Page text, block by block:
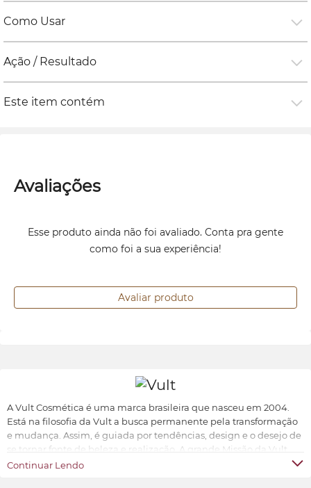
Como Usar
Ação / Resultado
Este item contém
Avaliações
Esse produto ainda não foi avaliado. Conta pra gente
como foi a sua experiência!
Avaliar produto
A Vult Cosmética é uma marca brasileira que nasceu em 2004.
Está na filosofia da Vult a busca permanente pela transformação
e mudança. Assim, é guiada por tendências, design e o desejo de
se tornar fonte de beleza e realização. A grande Missão da Vult
Cosmética é oferecer ao universo feminino a possibilidade de ter
Continuar Lendo